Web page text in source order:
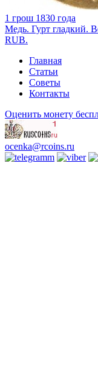
1 грош 1830 года
Медь. Гурт гладкий.
RUB.
Главная
Статьи
Советы
Контакты
Оценить монету
ocenka@rcoins.ru